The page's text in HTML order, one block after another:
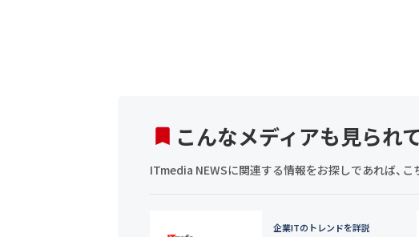
こんなメディアも見られ
ITmedia NEWSに関連する情報をお探しであれば、
企業ITのトレンドを詳説